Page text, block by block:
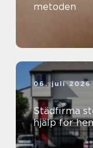
metoden
06. juli 2026
Städfirma
hjälp för